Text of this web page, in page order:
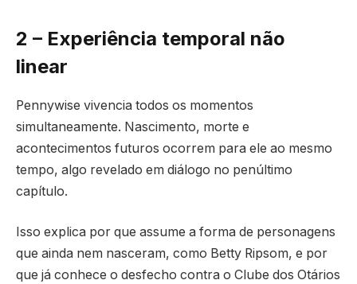
2 – Experiência temporal não
linear
Pennywise vivencia todos os momentos
simultaneamente. Nascimento, morte e
acontecimentos futuros ocorrem para ele ao mesmo
tempo, algo revelado em diálogo no penúltimo
capítulo.
Isso explica por que assume a forma de personagens
que ainda nem nasceram, como Betty Ripsom, e por
que já conhece o desfecho contra o Clube dos Otários